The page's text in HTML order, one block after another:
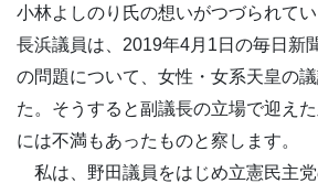
小林よしのり氏の想いがつづられてい
長浜議員は、2019年4月1日の毎日新
の問題について、女性・女系天皇の
た。そうすると副議長の立場で迎え
には不満もあったものと察します。
私は、野田議員をはじめ立憲民主